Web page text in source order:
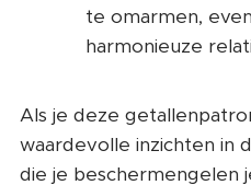
te omarmen,
harmonieuze
Als je deze
waardevolle inzichten in
die je beschermengelen